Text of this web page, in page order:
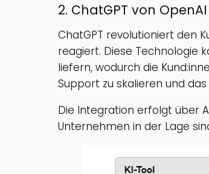
2. ChatGPT von OpenAI
ChatGPT revolutioniert den
reagiert. Diese Technologie
liefern, wodurch die
Support zu skalieren und
Die Integration erfolgt über
Unternehmen in der Lage